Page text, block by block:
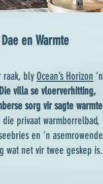
en Warmte
raak, blyOcean’s Horizon ’n
Die villa se vloerverhitting,
sorg vir sagte warmte
privaat warmborrelbad,
en ’n asemrowende
wat net vir twee geskep is.